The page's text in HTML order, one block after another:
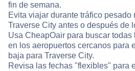
fin de semana.
Evita viajar durante tráfico pesado
Traverse City antes o después de
Usa CheapOair para buscar
en los aeropuertos cercanos para
baja para Traverse City.
Revisa las fechas "flexibles" para